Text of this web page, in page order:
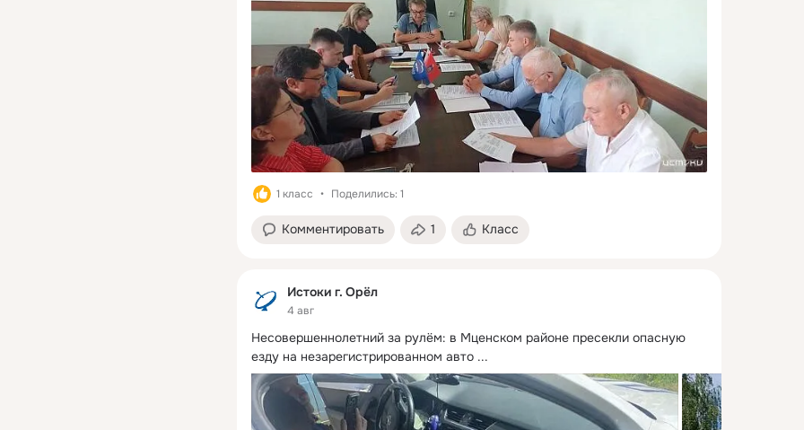
1 класс Поделились: 1
Комментировать 1 Класс
Истоки г. Орёл
4 авг
Несовершеннолетний за рулём: в Мценском районе пресекли опасную
езду на незарегистрированном авто ...